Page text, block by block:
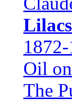
Oil
The